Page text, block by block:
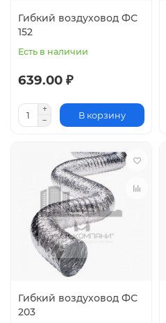
Гибкий воздуховод ФС
152
Есть в наличии
639.00 ₽
В корзину
Гибкий воздуховод ФС
203